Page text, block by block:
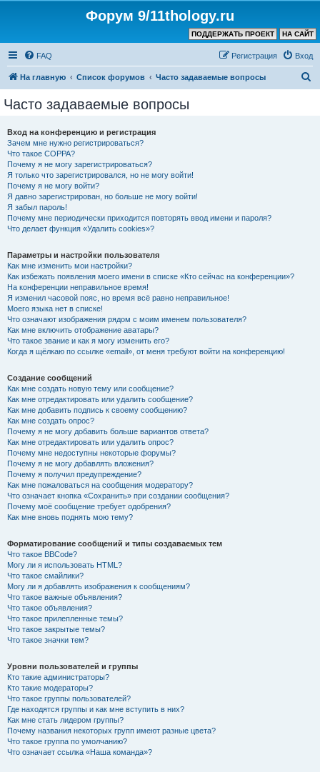
Форум 9/11thology.ru
НА САЙТ
ПОДДЕРЖАТЬ ПРОЕКТ
FAQ Вход
Регистрация
На главную Список форумов Часто задаваемые вопросы
Часто задаваемые вопросы
Вход на конференцию и регистрация
Зачем мне нужно регистрироваться?
Что такое COPPA?
Почему я не могу зарегистрироваться?
Я только что зарегистрировался, но не могу войти!
Почему я не могу войти?
Я давно зарегистрирован, но больше не могу войти!
Я забыл пароль!
Почему мне периодически приходится повторять ввод имени и пароля?
Что делает функция «Удалить cookies»?
Параметры и настройки пользователя
Как мне изменить мои настройки?
Как избежать появления моего имени в списке «Кто сейчас на конференции»?
На конференции неправильное время!
Я изменил часовой пояс, но время всё равно неправильное!
Моего языка нет в списке!
Что означают изображения рядом с моим именем пользователя?
Как мне включить отображение аватары?
Что такое звание и как я могу изменить его?
Когда я щёлкаю по ссылке «email», от меня требуют войти на конференцию!
Создание сообщений
Как мне создать новую тему или сообщение?
Как мне отредактировать или удалить сообщение?
Как мне добавить подпись к своему сообщению?
Как мне создать опрос?
Почему я не могу добавить больше вариантов ответа?
Как мне отредактировать или удалить опрос?
Почему мне недоступны некоторые форумы?
Почему я не могу добавлять вложения?
Почему я получил предупреждение?
Как мне пожаловаться на сообщения модератору?
Что означает кнопка «Сохранить» при создании сообщения?
Почему моё сообщение требует одобрения?
Как мне вновь поднять мою тему?
Форматирование сообщений и типы создаваемых тем
Что такое BBCode?
Могу ли я использовать HTML?
Что такое смайлики?
Могу ли я добавлять изображения к сообщениям?
Что такое важные объявления?
Что такое объявления?
Что такое прилепленные темы?
Что такое закрытые темы?
Что такое значки тем?
Уровни пользователей и группы
Кто такие администраторы?
Кто такие модераторы?
Что такое группы пользователей?
Где находятся группы и как мне вступить в них?
Как мне стать лидером группы?
Почему названия некоторых групп имеют разные цвета?
Что такое группа по умолчанию?
Что означает ссылка «Наша команда»?